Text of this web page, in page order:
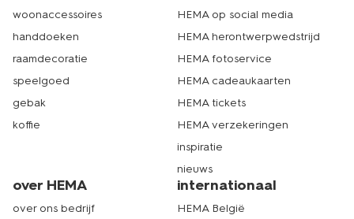
woonaccessoires
handdoeken
raamdecoratie
speelgoed
gebak
koffie
HEMA op social media
HEMA herontwerpwedstrijd
HEMA fotoservice
HEMA cadeaukaarten
HEMA tickets
HEMA verzekeringen
inspiratie
nieuws
over HEMA
over ons bedrijf
internationaal
HEMA België